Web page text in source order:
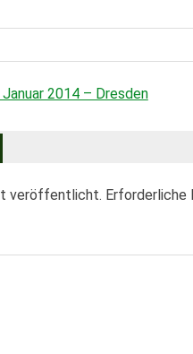
2014 – Dresden
veröffentlicht. Erforderliche